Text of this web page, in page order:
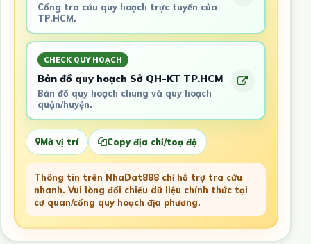
Cổng tra cứu quy hoạch trực tuyến của
TP.HCM.
CHECK QUY HOẠCH
Bản đồ quy hoạch Sở QH-KT TP.HCM
Bản đồ quy hoạch chung và quy hoạch
quận/huyện.
Mở vị trí Copy địa chỉ/toạ độ
Thông tin trên NhaDat888 chỉ hỗ trợ tra cứu
nhanh. Vui lòng đối chiếu dữ liệu chính thức tại
cơ quan/cổng quy hoạch địa phương.